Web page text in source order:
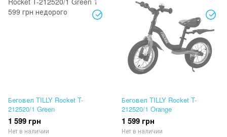
Беговел TILLY Rocket T-
212520/1 Green
1 599 грн
Нет в наличии
Беговел TILLY Rocket T-
212520/1 Orange
1 599 грн
Нет в наличии